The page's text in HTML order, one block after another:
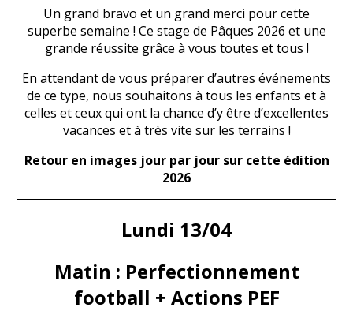
Un grand bravo et un grand merci pour cette
superbe semaine ! Ce stage de Pâques 2026 et une
grande réussite grâce à vous toutes et tous !
En attendant de vous préparer d’autres événements
de ce type, nous souhaitons à tous les enfants et à
celles et ceux qui ont la chance d’y être d’excellentes
vacances et à très vite sur les terrains !
Retour en images jour par jour sur cette édition
2026
Lundi 13/04
Matin : Perfectionnement
football + Actions PEF